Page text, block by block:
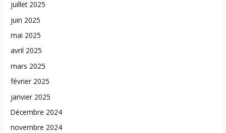
juillet 2025
juin 2025
mai 2025
avril 2025
mars 2025
février 2025
janvier 2025
Décembre 2024
novembre 2024